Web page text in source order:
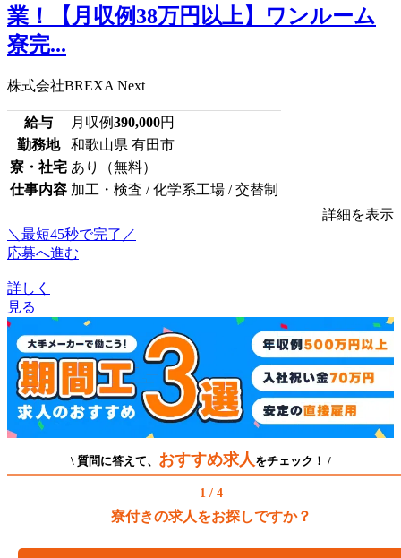
業！【月収例38万円以上】ワンルーム
寮完...
株式会社BREXA Next
給与 月収例390,000円
勤務地
和歌山県 有田市
寮・社宅 あり（無料）
仕事内容 加工・検査 / 化学系工場 / 交替制
詳細を表示
＼最短45秒で完了／
応募へ進む
詳しく
見る
\ 質問に答えて、 おすすめ求人 をチェック！ /
1 / 4
寮付きの求人をお探しですか？